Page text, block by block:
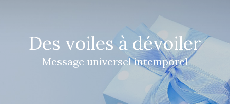
Des voiles à dévoiler
Message universel intemporel